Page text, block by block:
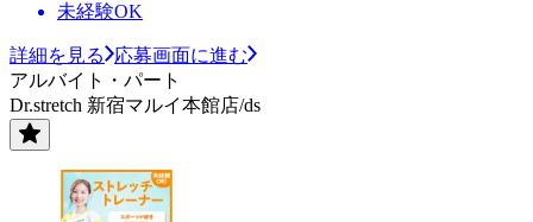
未経験OK
詳細を見る
応募画面に進む
アルバイト・パート
Dr.stretch 新宿マルイ本館店/ds